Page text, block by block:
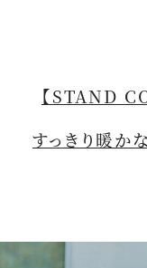
【STAND
すっきり暖か